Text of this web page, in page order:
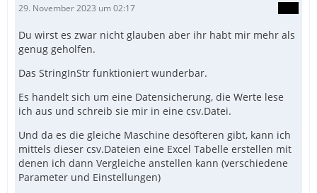
29. November 2023 um 02:17
Du wirst es zwar nicht glauben aber ihr habt mir mehr als
genug geholfen.
Das StringInStr funktioniert wunderbar.
Es handelt sich um eine Datensicherung, die Werte lese
ich aus und schreib sie mir in eine csv.Datei.
Und da es die gleiche Maschine desöfteren gibt, kann ich
mittels dieser csv.Dateien eine Excel Tabelle erstellen mit
denen ich dann Vergleiche anstellen kann (verschiedene
Parameter und Einstellungen)